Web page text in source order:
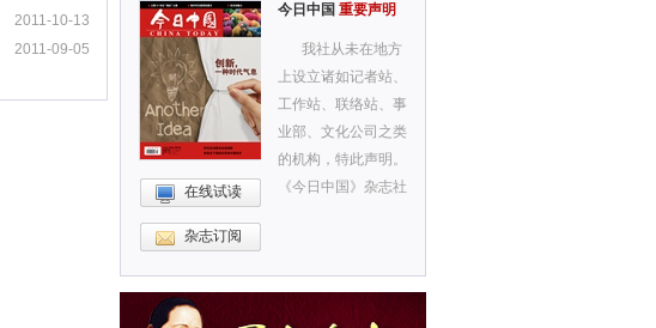
2011-10-13
2011-09-05
在线试读
杂志订阅
今日中国 重要声明
我社从未在地方
上设立诸如记者站、
工作站、联络站、事
业部、文化公司之类
的机构，特此声明。
《今日中国》杂志社